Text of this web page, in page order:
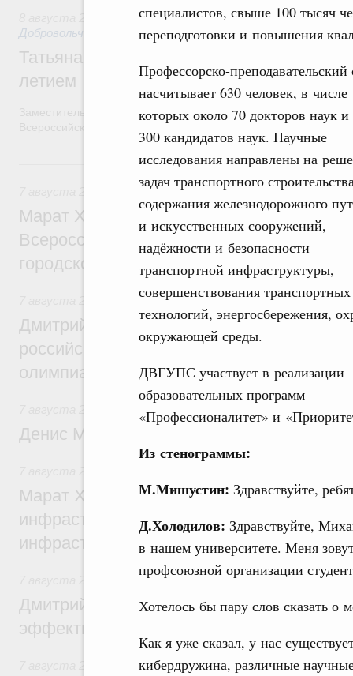
специалистов, свыше 100 тысяч
переподготовки и повышения
Профессорско-преподавательский
насчитывает 630 человек, в числе
которых около 70 докторов наук и
300 кандидатов наук. Научные
исследования направлены на
задач транспортного
содержания железнодорожного
и искусственных сооружений,
надёжности и безопасности
транспортной инфраструктуры,
совершенствования транспортных
технологий, энергосбережения,
окружающей среды.
ДВГУПС участвует в реализации
образовательных программ
«Профессионалитет» и
Из стенограммы:
М.Мишустин: Здравствуйте,
Д.Холодилов: Здравствуйте,
в нашем университете. Меня
профсоюзной организации
Хотелось бы пару слов сказать о
Как я уже сказал, у нас
кибердружина, различные
Социальные инновации. Некоммерческие
Добровольчество и волонтёрство. Благотворительность
Татьяна Голикова поздравила
летием
Заместитель Председателя Правительства Татьяна Голикова
Всероссийского общественного движения «Волонтёры-
7 августа, пятница
Экономика городов. Городская среда
Марат Хуснуллин провёл заседание
Всероссийского конкурса лучших
городской среды
Отрасль информационных технологий
Дмитрий Чернышенко и Сергей Кравцов
российскую сборную с победой на
олимпиаде по искусственному
Общие вопросы промышленной политики
Денис Мантуров посетил Ярославскую
Марат Хуснуллин: 15 объектов
инфраструктуры построили и обновили
инфраструктурным кредитам
Развитие сельских территорий
Дмитрий Патрушев: Синхронизация
эффективность поддержки сельских
Экономика городов. Городская среда